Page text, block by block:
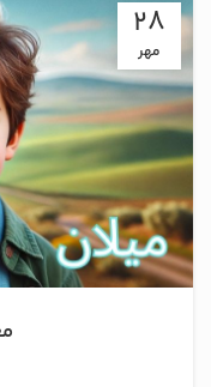
28
مهر